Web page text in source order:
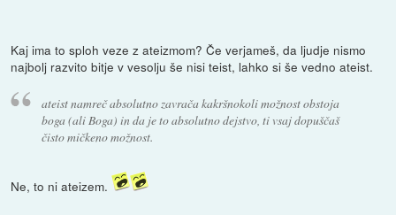
Kaj ima to sploh veze z ateizmom? Če verjameš, da ljudje nismo
najbolj razvito bitje v vesolju še nisi teist, lahko si še vedno ateist.
ateist namreč absolutno zavrača kakršnokoli možnost obstoja
boga (ali Boga) in da je to absolutno dejstvo, ti vsaj dopuščaš
čisto mičkeno možnost.
Ne, to ni ateizem.